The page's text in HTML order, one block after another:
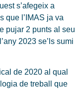
s’afegeix a
que l’IMAS ja va
pujar 2 punts al seu
2023 se’ls sumi
de 2020 al qual
de treball que